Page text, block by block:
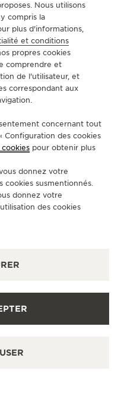
de notre
qui a créé le premier
artistique et à sa
a pour mission
et notre héritage
au grand
collectionneurs une
de la Haute
Nous utilisons
compris la
plus d'informations,
et conditions
propres cookies
comprendre et
de l'utilisateur, et
correspondant aux
concernant tout
Configuration des cookies
pour obtenir plus
donnez votre
cookies susmentionnés.
donnez votre
des cookies